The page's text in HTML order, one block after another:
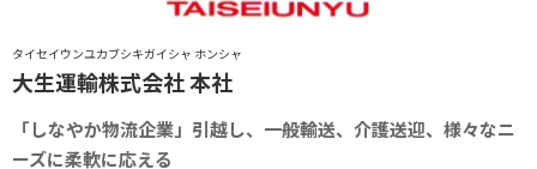
タイセイウンユカブシキガイシャ ホンシャ
大生運輸株式会社 本社
「しなやか物流企業」引越し、一般輸送、介護送迎、様々なニ
ーズに柔軟に応える